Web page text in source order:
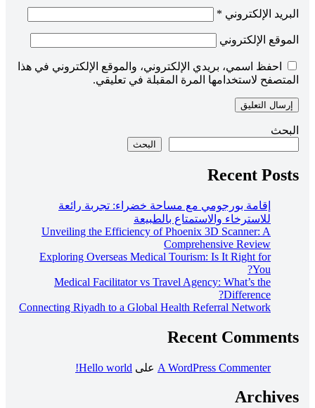
البريد الإلكتروني *
الموقع الإلكتروني
احفظ اسمي، بريدي الإلكتروني، والموقع الإلكتروني في هذا
المتصفح لاستخدامها المرة المقبلة في تعليقي.
البحث
البحث
Recent Posts
إقامة بورجومي مع مساحة خضراء: تجربة رائعة
للاسترخاء والاستمتاع بالطبيعة
Unveiling the Efficiency of Phoenix 3D Scanner: A
Comprehensive Review
Exploring Overseas Medical Tourism: Is It Right for
You?
Medical Facilitator vs Travel Agency: What’s the
Difference?
Connecting Riyadh to a Global Health Referral Network
Recent Comments
A WordPress Commenter على Hello world!
Archives